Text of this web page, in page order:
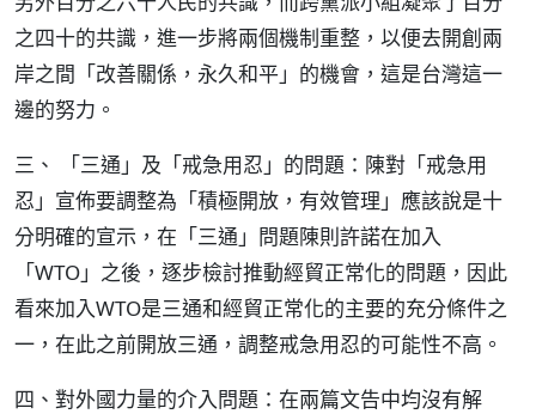
之四十的共識，進一步將兩個機制重整，以便去開創兩
岸之間「改善關係，永久和平」的機會，這是台灣這一
邊的努力。
三、 「三通」及「戒急用忍」的問題：陳對「戒急用
忍」宣佈要調整為「積極開放，有效管理」應該說是十
分明確的宣示，在「三通」問題陳則許諾在加入
「WTO」之後，逐步檢討推動經貿正常化的問題，因此
看來加入WTO是三通和經貿正常化的主要的充分條件之
一，在此之前開放三通，調整戒急用忍的可能性不高。
四、對外國力量的介入問題：在兩篇文告中均沒有解